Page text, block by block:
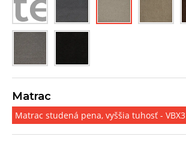
Matrac
Matrac studená pena, vyššia tuhosť - VBX3